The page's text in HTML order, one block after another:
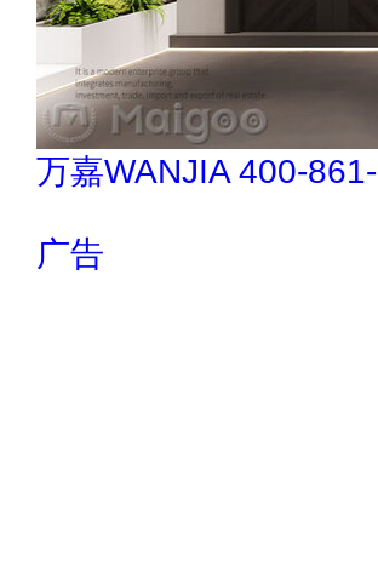
万嘉WANJIA 400-
广告